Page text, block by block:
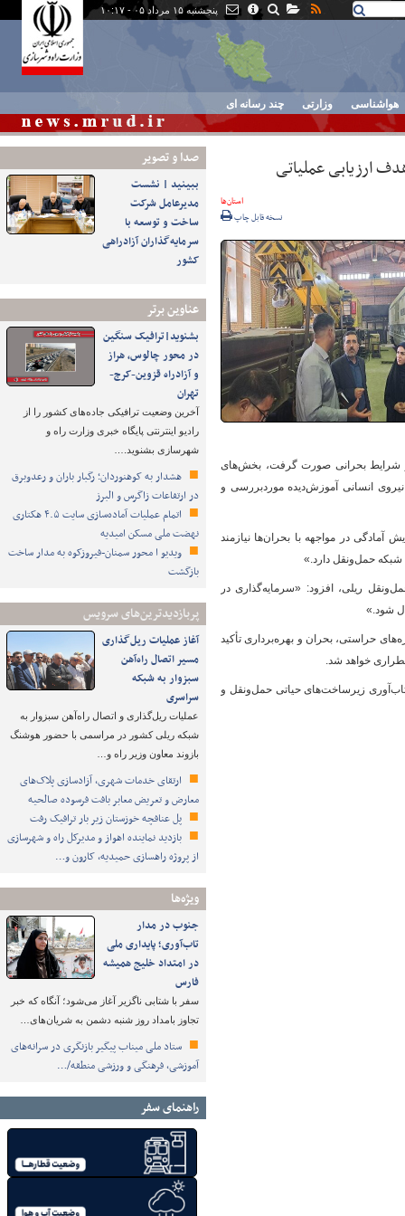
پنجشنبه ۱۵ مرداد ۰۵ - ۱۰:۱۷
هواشناسی وزارتی چند رسانه ای
صدا و تصوير
ببینید | نشست
مدیرعامل شرکت
ساخت و توسعه با
سرمایه‌گذاران آزادراهی
کشور
عناوین برتر
بشنوید|ترافیک سنگین
در محور چالوس، هراز
و آزادراه قزوین-کرج-
تهران
آخرین وضعیت ترافیکی جاده‌های کشور را از
رادیو اینترنتی پایگاه خبری وزارت راه و
شهرسازی بشنوید.…
هشدار به کوهنوردان؛ رگبار باران و رعدوبرق
در ارتفاعات زاگرس و البرز
اتمام عملیات آماده‌سازی سایت ۴.۵ هکتاری
نهضت ملی مسکن امیدیه
ویدیو ا محور سمنان-فیروزکوه به مدار ساخت
بازگشت
پربازدیدترین‌های سرویس
آغاز عملیات ریل‌گذاری
مسیر اتصال راه‌آهن
سبزوار به شبکه
سراسری
عملیات ریل‌گذاری و اتصال راه‌آهن سبزوار به
شبکه ریلی کشور در مراسمی با حضور هوشنگ
بازوند معاون وزیر راه و…
ارتقای خدمات شهری، آزادسازی پلاک‌های
معارض و تعریض معابر بافت فرسوده صالحیه
پل عنافچه خوزستان زیر بار ترافیک رفت
بازدید نماینده اهواز و مدیرکل راه و شهرسازی
از پروژه راهسازی حمیدیه، کارون و…
ویژه‌ها
جنوب در مدار
تاب‌آوری؛ پایداری ملی
در امتداد خلیج همیشه
فارس
سفر با شتابی ناگزیر آغاز می‌شود؛ آنگاه که خبر
تجاوز بامداد روز شنبه دشمن به شریان‌های…
ستاد ملی میناب پیگیر بازنگری در سرانه‌های
آموزشی، فرهنگی و ورزشی منطقه/…
راهنمای سفر
ارزیابی عملیاتی
استان‌ها
نسخه قابل چاپ
شرایط بحرانی صورت گرفت، بخش‌های
انسانی آموزش‌دیده موردبررسی و
آمادگی در مواجهه با بحران‌ها نیازمند
شبکه حمل‌ونقل دارد.»
ریلی، افزود: «سرمایه‌گذاری در
شود.»
حراستی، بحران و بهره‌برداری تأکید
خواهد شد.
زیرساخت‌های حیاتی حمل‌ونقل و